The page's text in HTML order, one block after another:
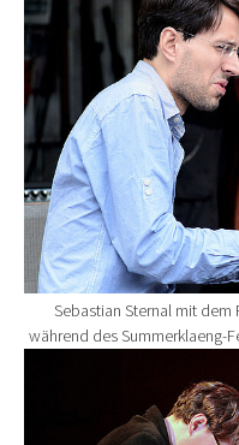
Sebastian Sternal mit
während des Summerklaeng-